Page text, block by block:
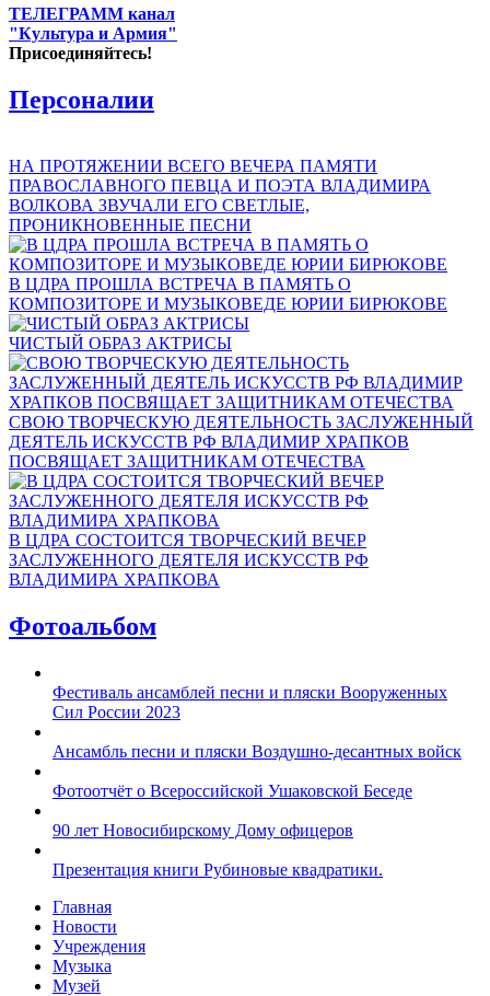
ТЕЛЕГРАММ канал
"Культура и Армия"
Присоединяйтесь!
Персоналии
НА ПРОТЯЖЕНИИ ВСЕГО ВЕЧЕРА ПАМЯТИ
ПРАВОСЛАВНОГО ПЕВЦА И ПОЭТА ВЛАДИМИРА
ВОЛКОВА ЗВУЧАЛИ ЕГО СВЕТЛЫЕ,
ПРОНИКНОВЕННЫЕ ПЕСНИ
В ЦДРА ПРОШЛА ВСТРЕЧА В ПАМЯТЬ О
КОМПОЗИТОРЕ И МУЗЫКОВЕДЕ ЮРИИ БИРЮКОВЕ
ЧИСТЫЙ ОБРАЗ АКТРИСЫ
СВОЮ ТВОРЧЕСКУЮ ДЕЯТЕЛЬНОСТЬ ЗАСЛУЖЕННЫЙ
ДЕЯТЕЛЬ ИСКУССТВ РФ ВЛАДИМИР ХРАПКОВ
ПОСВЯЩАЕТ ЗАЩИТНИКАМ ОТЕЧЕСТВА
В ЦДРА СОСТОИТСЯ ТВОРЧЕСКИЙ ВЕЧЕР
ЗАСЛУЖЕННОГО ДЕЯТЕЛЯ ИСКУССТВ РФ
ВЛАДИМИРА ХРАПКОВА
Фотоальбом
Фестиваль ансамблей песни и пляски Вооруженных
Сил России 2023
Ансамбль песни и пляски Воздушно-десантных войск
Фотоотчёт о Всероссийской Ушаковской Беседе
90 лет Новосибирскому Дому офицеров
Презентация книги Рубиновые квадратики.
Главная
Новости
Учреждения
Музыка
Музей